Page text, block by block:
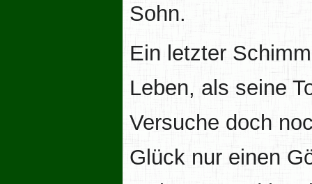
Sohn.
Ein letzter
Leben, als seine
Versuche doch
Glück nur einen